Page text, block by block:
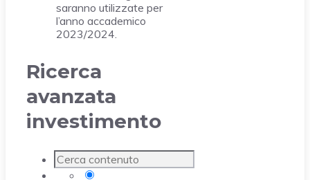
saranno utilizzate per
l’anno accademico
2023/2024.
Ricerca
avanzata
investimento